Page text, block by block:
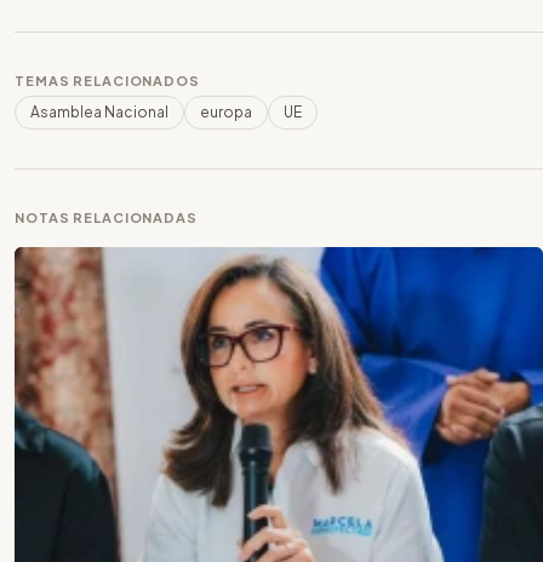
TEMAS RELACIONADOS
Asamblea Nacional europa UE
NOTAS RELACIONADAS